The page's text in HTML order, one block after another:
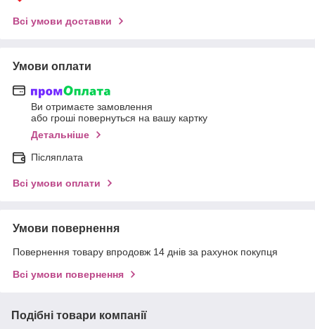
Всі умови доставки
Умови оплати
Ви отримаєте замовлення
або гроші повернуться на вашу картку
Детальніше
Післяплата
Всі умови оплати
Умови повернення
Повернення товару впродовж 14 днів за рахунок покупця
Всі умови повернення
Подібні товари компанії